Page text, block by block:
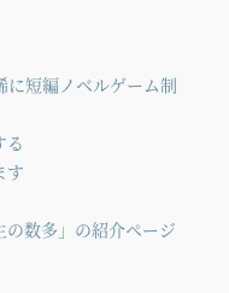
短編ノベルゲーム制
る
す
の数多」の紹介ページ